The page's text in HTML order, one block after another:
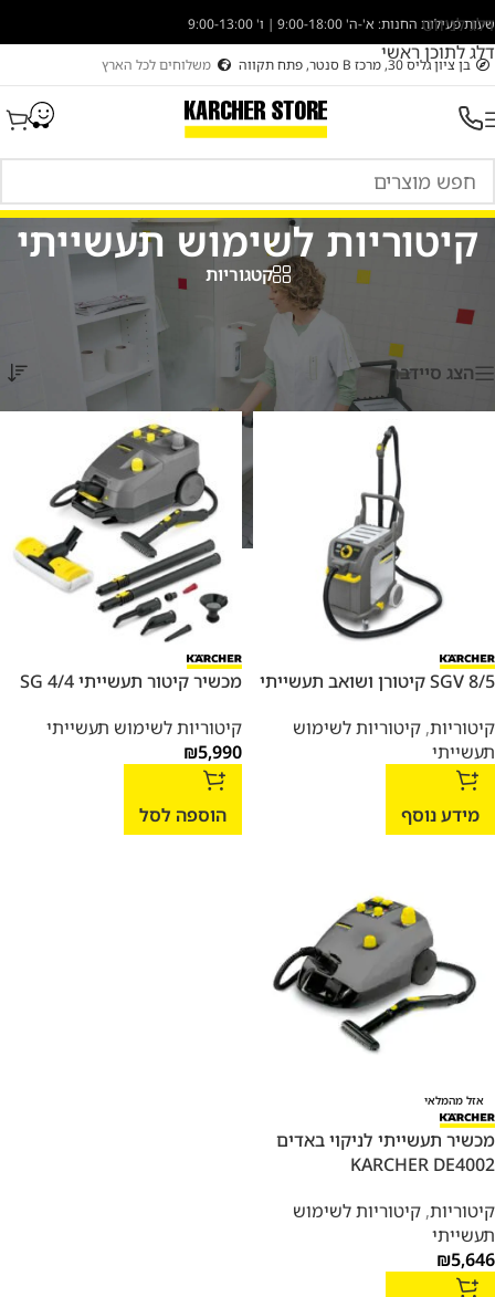
דלג לניווט
דלג לתוכן ראשי
שעות פעילות החנות: א'-ה' 9:00-18:00 | ו' 9:00-13:00
בן ציון גליס 30, מרכז B סנטר, פתח תקווה משלוחים לכל הארץ
קיטוריות לשימוש תעשייתי
קטגוריות
קיטוריות לשימוש תעשייתי
מציגים את כל ⁦3⁩ התוצאות
הצג סיידבר
SGV 8/5 קיטורן ושואב תעשייתי
קיטוריות, קיטוריות לשימוש
תעשייתי
מידע נוסף
מכשיר קיטור תעשייתי SG 4/4
קיטוריות לשימוש תעשייתי
₪5,990
הוספה לסל
אזל מהמלאי
מכשיר תעשייתי לניקוי באדים
KARCHER DE4002
קיטוריות, קיטוריות לשימוש
תעשייתי
₪5,646